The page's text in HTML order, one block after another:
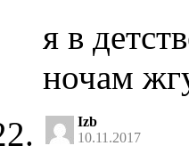
я в
ночам
Izb
10.11.2017